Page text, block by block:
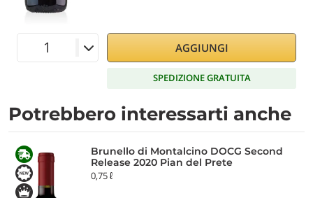
AGGIUNGI
SPEDIZIONE GRATUITA
Potrebbero interessarti anche
Brunello di Montalcino DOCG Second
Release 2020 Pian del Prete
0,75 ℓ